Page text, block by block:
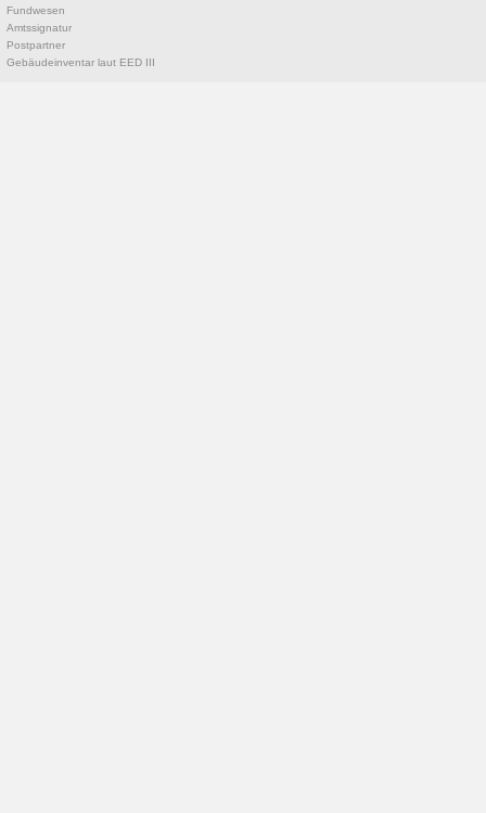
Fundwesen
Amtssignatur
Postpartner
Gebäudeinventar laut EED III